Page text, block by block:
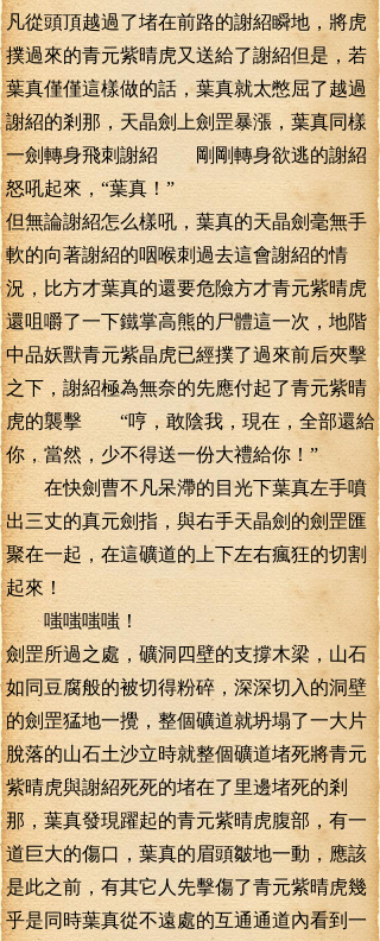
凡從頭頂越過了堵在前路的謝紹瞬地，將虎
撲過來的青元紫晴虎又送給了謝紹但是，若
葉真僅僅這樣做的話，葉真就太憋屈了越過
謝紹的剎那，天晶劍上劍罡暴漲，葉真同樣
一劍轉身飛刺謝紹 剛剛轉身欲逃的謝紹
怒吼起來，“葉真！”
但無論謝紹怎么樣吼，葉真的天晶劍毫無手
軟的向著謝紹的咽喉刺過去這會謝紹的情
況，比方才葉真的還要危險方才青元紫晴虎
還咀嚼了一下鐵掌高熊的尸體這一次，地階
中品妖獸青元紫晶虎已經撲了過來前后夾擊
之下，謝紹極為無奈的先應付起了青元紫晴
虎的襲擊 “哼，敢陰我，現在，全部還給
你，當然，少不得送一份大禮給你！”
在快劍曹不凡呆滯的目光下葉真左手噴
出三丈的真元劍指，與右手天晶劍的劍罡匯
聚在一起，在這礦道的上下左右瘋狂的切割
起來！
嗤嗤嗤嗤！
劍罡所過之處，礦洞四壁的支撐木梁，山石
如同豆腐般的被切得粉碎，深深切入的洞壁
的劍罡猛地一攪，整個礦道就坍塌了一大片
脫落的山石土沙立時就整個礦道堵死將青元
紫晴虎與謝紹死死的堵在了里邊堵死的剎
那，葉真發現躍起的青元紫晴虎腹部，有一
道巨大的傷口，葉真的眉頭皺地一動，應該
是此之前，有其它人先擊傷了青元紫晴虎幾
乎是同時葉真從不遠處的互通通道內看到一